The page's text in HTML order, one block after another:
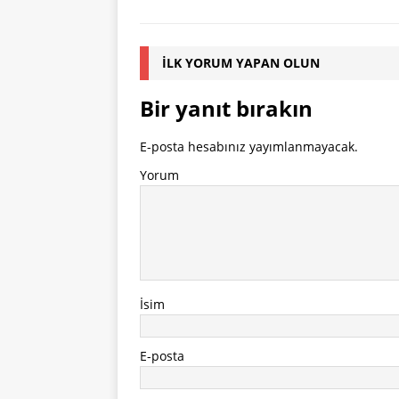
İLK YORUM YAPAN OLUN
Bir yanıt bırakın
E-posta hesabınız yayımlanmayacak.
Yorum
İsim
E-posta